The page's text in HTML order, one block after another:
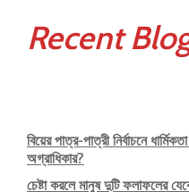
Recent
বিয়ের পাত্র-পাত্রী নির্বাচনে
অগ্রাধিকার?
চেষ্টা করলে মানুষ দুটি ফলাফলের